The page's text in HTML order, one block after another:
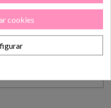
cookies